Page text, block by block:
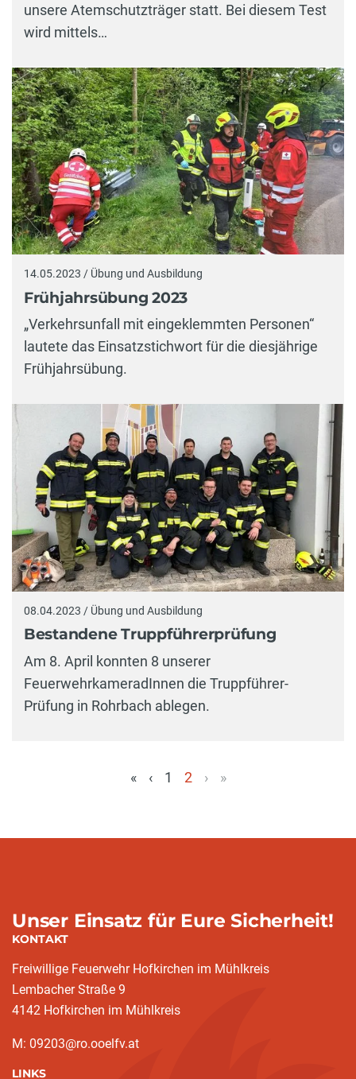
unsere Atemschutzträger statt. Bei diesem Test
wird mittels…
14.05.2023 / Übung und Ausbildung
Frühjahrsübung 2023
„Verkehrsunfall mit eingeklemmten Personen“
lautete das Einsatzstichwort für die diesjährige
Frühjahrsübung.
08.04.2023 / Übung und Ausbildung
Bestandene Truppführerprüfung
Am 8. April konnten 8 unserer
FeuerwehrkameradInnen die Truppführer-
Prüfung in Rohrbach ablegen.
« ‹ 1
2
› »
Unser Einsatz für Eure Sicherheit!
KONTAKT
Freiwillige Feuerwehr Hofkirchen im Mühlkreis
Lembacher Straße 9
4142 Hofkirchen im Mühlkreis
M: 09203@ro.ooelfv.at
LINKS